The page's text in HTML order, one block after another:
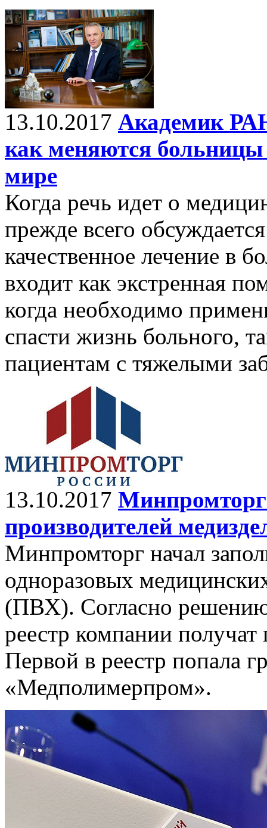
13.10.2017 Академик
как меняются больницы
мире
Когда речь идет о
прежде всего
качественное лечение в
входит как экстренная
когда необходимо
спасти жизнь больного,
пациентам с тяжелыми
13.10.2017 Минпромторг
производителей
Минпромторг начал
одноразовых
(ПВХ). Согласно решению
реестр компании
Первой в реестр попала
«Медполимерпром».